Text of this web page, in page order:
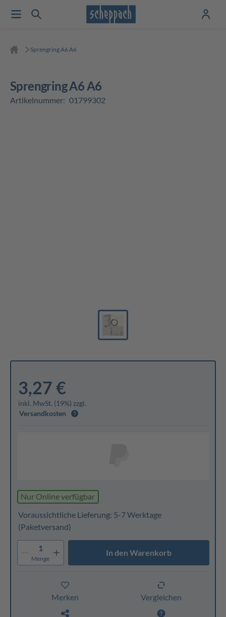
Sprengring A6 A6
Sprengring A6 A6
Artikelnummer: 01799302
3,27 €
inkl. MwSt. (19%) zzgl.
Versandkosten
Nur Online verfügbar
Voraussichtliche Lieferung: 5-7 Werktage
(Paketversand)
1
Menge
In den Warenkorb
Merken Vergleichen